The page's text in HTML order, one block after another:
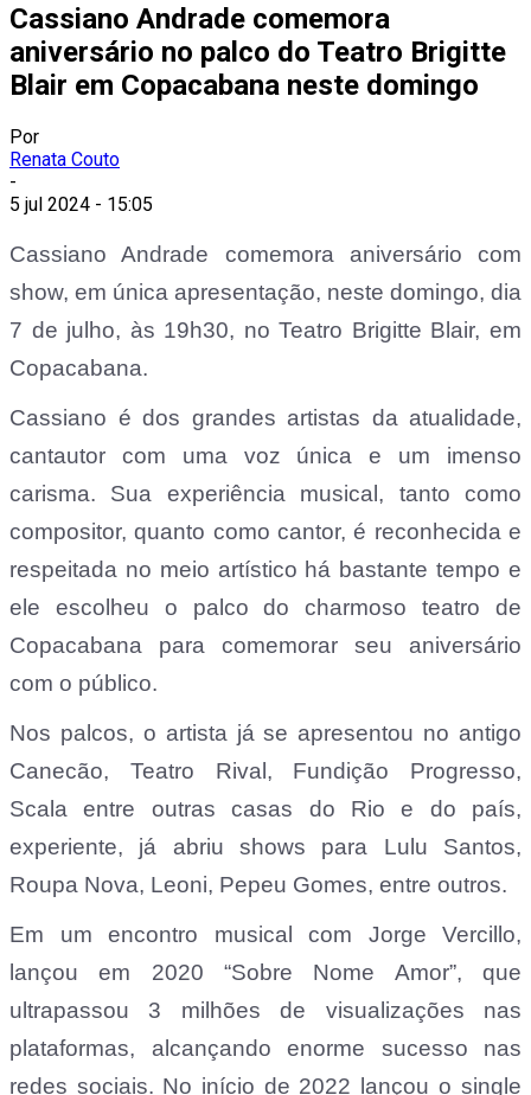
Cassiano Andrade comemora
aniversário no palco do Teatro Brigitte
Blair em Copacabana neste domingo
Por
Renata Couto
-
5 jul 2024 - 15:05
Cassiano Andrade comemora aniversário com
show, em única apresentação, neste domingo, dia
7 de julho, às 19h30, no Teatro Brigitte Blair, em
Copacabana.
Cassiano é dos grandes artistas da atualidade,
cantautor com uma voz única e um imenso
carisma. Sua experiência musical, tanto como
compositor, quanto como cantor, é reconhecida e
respeitada no meio artístico há bastante tempo e
ele escolheu o palco do charmoso teatro de
Copacabana para comemorar seu aniversário
com o público.
Nos palcos, o artista já se apresentou no antigo
Canecão, Teatro Rival, Fundição Progresso,
Scala entre outras casas do Rio e do país,
experiente, já abriu shows para Lulu Santos,
Roupa Nova, Leoni, Pepeu Gomes, entre outros.
Em um encontro musical com Jorge Vercillo,
lançou em 2020 “Sobre Nome Amor”, que
ultrapassou 3 milhões de visualizações nas
plataformas, alcançando enorme sucesso nas
redes sociais. No início de 2022 lançou o single